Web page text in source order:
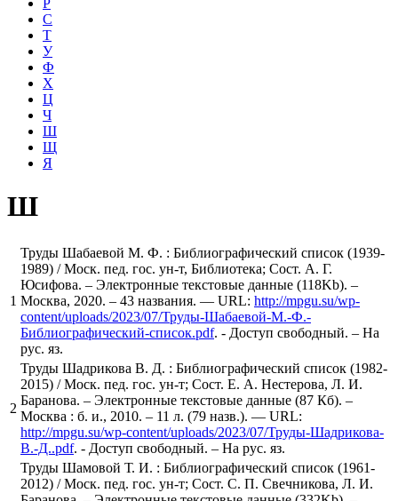
Р
С
Т
У
Ф
Х
Ц
Ч
Ш
Щ
Я
Ш
1
Труды Шабаевой М. Ф. : Библиографический список (1939-
1989) / Моск. пед. гос. ун-т, Библиотека; Сост. А. Г.
Юсифова. – Электронные текстовые данные (118Kb). –
Москва, 2020. – 43 названия. — URL: http://mpgu.su/wp-
content/uploads/2023/07/Труды-Шабаевой-М.-Ф.-
Библиографический-список.pdf. - Доступ свободный. – На
рус. яз.
2
Труды Шадрикова В. Д. : Библиографический список (1982-
2015) / Моск. пед. гос. ун-т; Сост. Е. А. Нестерова, Л. И.
Баранова. – Электронные текстовые данные (87 Кб). –
Москва : б. и., 2010. – 11 л. (79 назв.). — URL:
http://mpgu.su/wp-content/uploads/2023/07/Труды-Шадрикова-
В.-Д..pdf. - Доступ свободный. – На рус. яз.
Труды Шамовой Т. И. : Библиографический список (1961-
2012) / Моск. пед. гос. ун-т; Сост. С. П. Свечникова, Л. И.